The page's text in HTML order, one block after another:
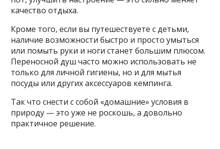
качество отдыха.
Кроме того, если вы путешествуете с детьми,
наличие возможности быстро и просто умыться
или помыть руки и ноги станет большим плюсом.
Переносной душ часто можно использовать не
только для личной гигиены, но и для мытья
посуды или других аксессуаров кемпинга.
Так что снести с собой «домашние» условия в
природу — это уже не роскошь, а довольно
практичное решение.